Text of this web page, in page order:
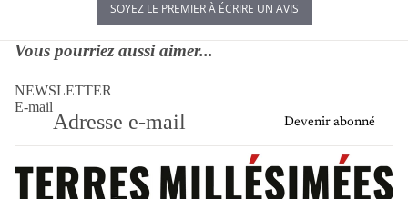
SOYEZ LE PREMIER À ÉCRIRE UN AVIS
Vous pourriez aussi aimer...
NEWSLETTER
E-mail
Devenir abonné
Politique de remboursement